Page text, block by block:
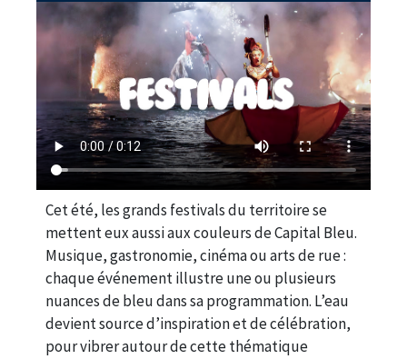
Cet été, les grands festivals du territoire se
mettent eux aussi aux couleurs de Capital Bleu.
Musique, gastronomie, cinéma ou arts de rue :
chaque événement illustre une ou plusieurs
nuances de bleu dans sa programmation. L’eau
devient source d’inspiration et de célébration,
pour vibrer autour de cette thématique